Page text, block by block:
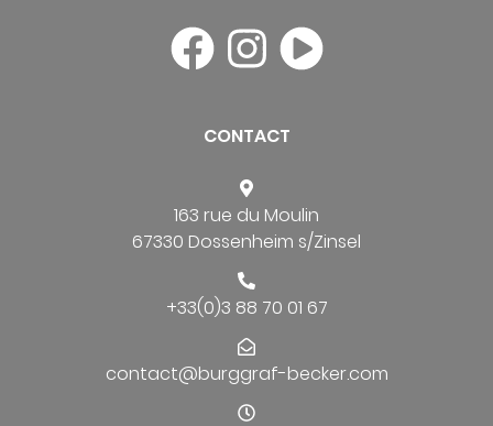
CONTACT
163 rue du Moulin
67330 Dossenheim s/Zinsel
+33(0)3 88 70 01 67
contact@burggraf-becker.com